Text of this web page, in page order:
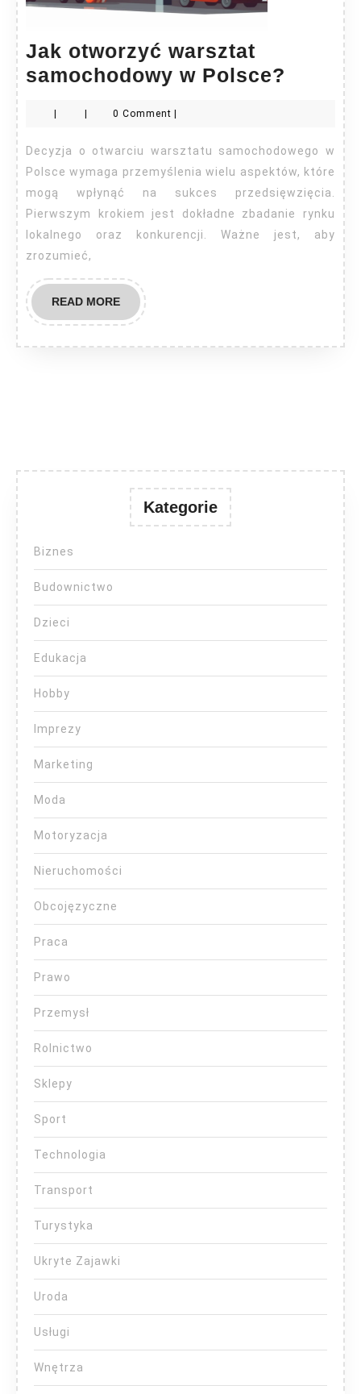
Jak otworzyć warsztat
samochodowy w Polsce?
w
0 Comment
Decyzja o otwarciu warsztatu samochodowego w
Polsce wymaga przemyślenia wielu aspektów, które
mogą wpłynąć na sukces przedsięwzięcia.
Pierwszym krokiem jest dokładne zbadanie rynku
lokalnego oraz konkurencji. Ważne jest, aby
zrozumieć,
READ MOREREAD
MORE
Kategorie
Biznes
Budownictwo
Dzieci
Edukacja
Hobby
Imprezy
Marketing
Moda
Motoryzacja
Nieruchomości
Obcojęzyczne
Praca
Prawo
Przemysł
Rolnictwo
Sklepy
Sport
Technologia
Transport
Turystyka
Ukryte Zajawki
Uroda
Usługi
Wnętrza